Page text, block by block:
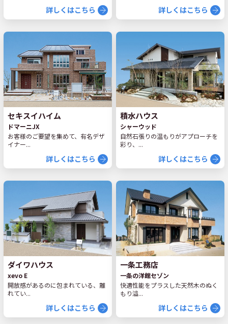
詳しくはこちら 詳しくはこちら
セキスイハイム
ドマーニJX
お客様のご要望を集めて、有名デザ
イナー...
詳しくはこちら
積水ハウス
シャーウッド
自然石張りの温もりがアプローチを
彩り、...
詳しくはこちら
ダイワハウス
xevo E
開放感があるのに包まれている、離
れてい...
詳しくはこちら
一条工務店
一条の洋館セゾン
快適性能をプラスした天然木のぬく
もり溢...
詳しくはこちら